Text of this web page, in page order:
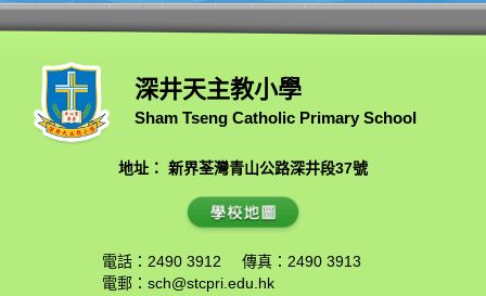
深井天主教小學
Sham Tseng Catholic Primary School
地址： 新界荃灣青山公路深井段37號
電話：2490 3912
傳真：2490 3913
電郵： sch@stcpri.edu.hk